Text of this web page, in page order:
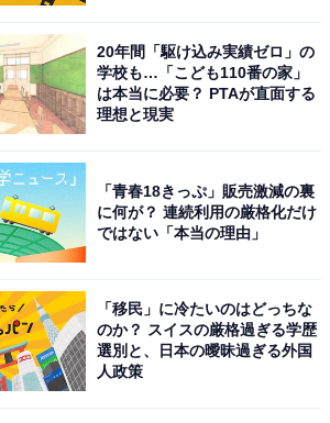
20年間「駆け込み実績ゼロ」の
学校も…「こども110番の家」
は本当に必要？ PTAが直面する
理想と現実
「青春18きっぷ」販売激減の裏
に何が？ 連続利用の厳格化だけ
ではない「本当の理由」
「移民」に冷たいのはどっちな
のか？ スイスの厳格過ぎる学歴
選別と、日本の曖昧過ぎる外国
人政策